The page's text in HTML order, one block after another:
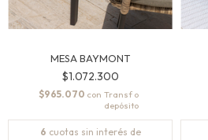
MESA BAYMONT
$1.072.300
$965.070 con
6 cuotas sin interés de